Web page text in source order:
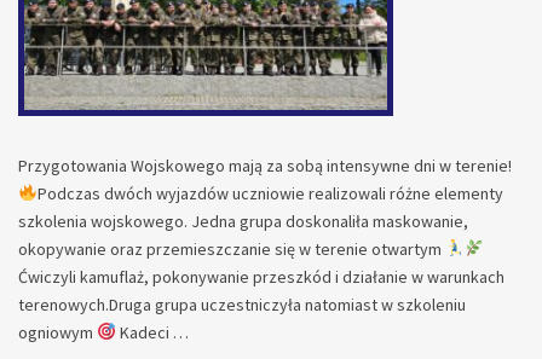
Przygotowania Wojskowego mają za sobą intensywne dni w terenie!
Podczas dwóch wyjazdów uczniowie realizowali różne elementy
szkolenia wojskowego. Jedna grupa doskonaliła maskowanie,
okopywanie oraz przemieszczanie się w terenie otwartym
Ćwiczyli kamuflaż, pokonywanie przeszkód i działanie w warunkach
terenowych.Druga grupa uczestniczyła natomiast w szkoleniu
ogniowym
Kadeci …